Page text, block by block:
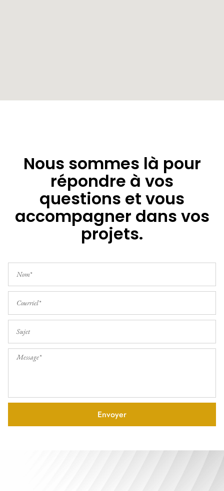
Nous sommes là pour
répondre à vos
questions et vous
accompagner dans vos
projets.
Envoyer